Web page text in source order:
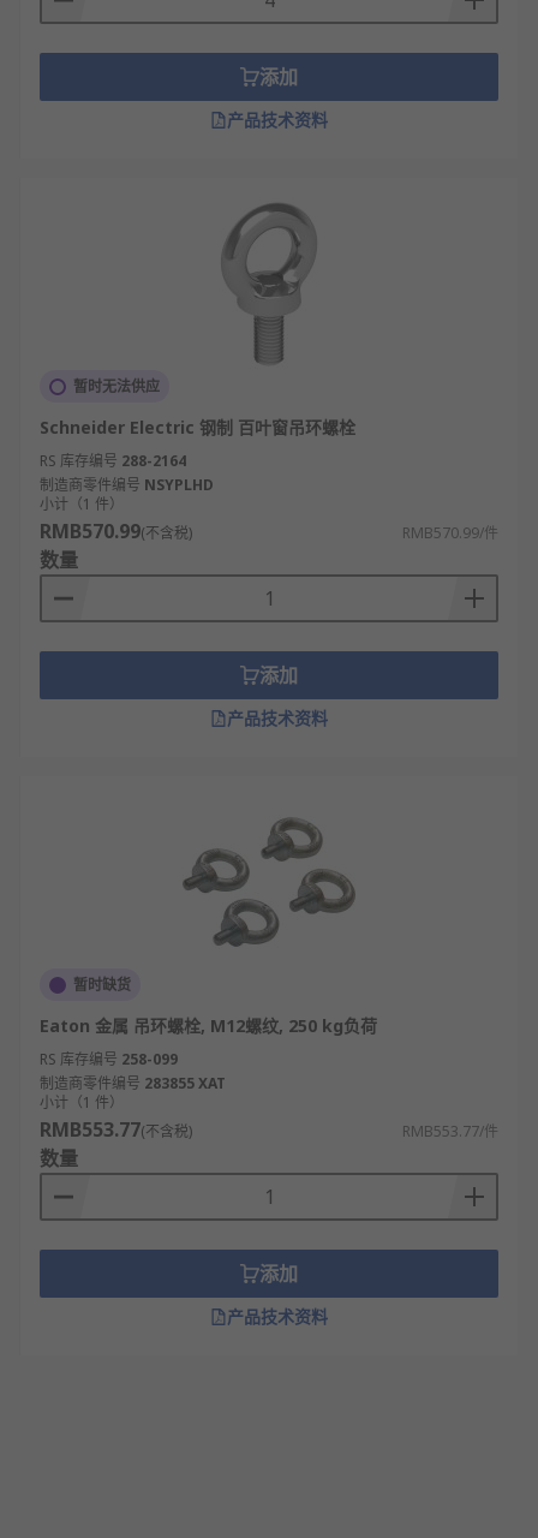
添加
产品技术资料
暂时无法供应
Schneider Electric 钢制 百叶窗吊环螺栓
RS 库存编号 288-2164
制造商零件编号 NSYPLHD
小计（1 件）
RMB570.99(不含税) RMB570.99/件
数量
添加
产品技术资料
暂时缺货
Eaton 金属 吊环螺栓, M12螺纹, 250 kg负荷
RS 库存编号 258-099
制造商零件编号 283855 XAT
小计（1 件）
RMB553.77(不含税) RMB553.77/件
数量
添加
产品技术资料